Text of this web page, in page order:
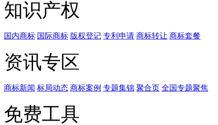
知识产权
国内商标 国际商标 版权登记 专利申请 商标转让 商标套餐
资讯专区
商标新闻 标局动态 商标案例 专题集锦 聚合页 全国专题聚焦
免费工具